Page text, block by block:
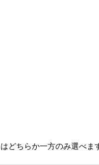
はどちらか一方のみ選べ